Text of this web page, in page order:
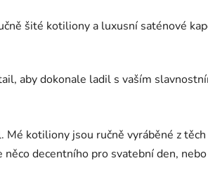
šité kotiliony a luxusní saténové
aby dokonale ladil s vaším
kotiliony jsou ručně vyráběné z těch
decentního pro svatební den,